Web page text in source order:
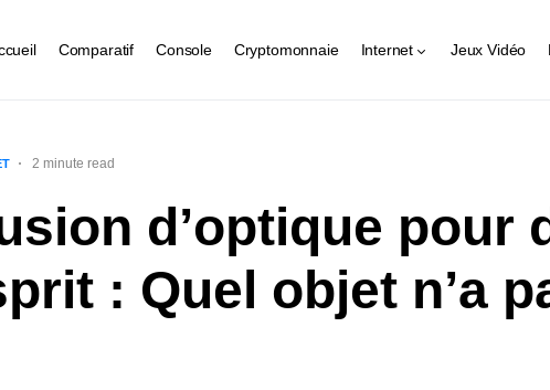
Comparatif Console Cryptomonnaie Internet Jeux Vidéo
2 minute read
d’optique pour
: Quel objet n’a